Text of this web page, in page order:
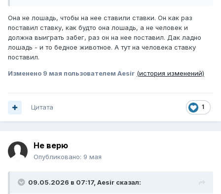
Она не лошадь, чтобы на нее ставили ставки. Он как раз
поставил ставку, как будто она лошадь, а не человек и
должна выиграть забег, раз он на нее поставил. Дак ладно
лошадь - и то бедное животное. А тут на человека ставку
поставил.
Изменено 9 мая пользователем Aesir (история изменений)
1
Цитата
Не верю
Опубликовано: 9 мая
09.05.2026 в 07:17, Aesir сказал: